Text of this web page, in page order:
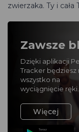
zwierzaka. Ty i cała
Zawsze
Dzięki aplikacji
Tracker będziesz
wszystko na
wyciągnięcie ręki.
Więcej
Teraz